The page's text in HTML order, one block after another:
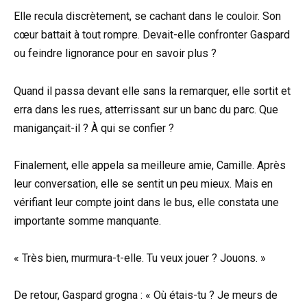
Elle recula discrètement, se cachant dans le couloir. Son
cœur battait à tout rompre. Devait-elle confronter Gaspard
ou feindre lignorance pour en savoir plus ?
Quand il passa devant elle sans la remarquer, elle sortit et
erra dans les rues, atterrissant sur un banc du parc. Que
manigançait-il ? À qui se confier ?
Finalement, elle appela sa meilleure amie, Camille. Après
leur conversation, elle se sentit un peu mieux. Mais en
vérifiant leur compte joint dans le bus, elle constata une
importante somme manquante.
« Très bien, murmura-t-elle. Tu veux jouer ? Jouons. »
De retour, Gaspard grogna : « Où étais-tu ? Je meurs de